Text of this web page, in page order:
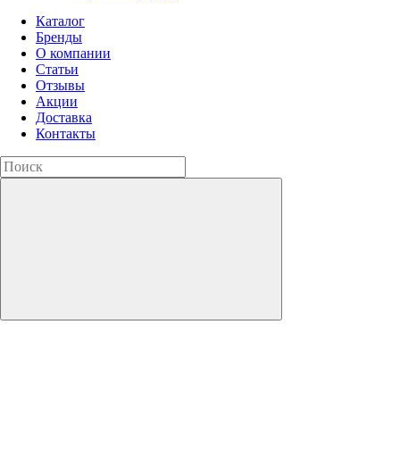
Каталог
Бренды
О компании
Статьи
Отзывы
Акции
Доставка
Контакты